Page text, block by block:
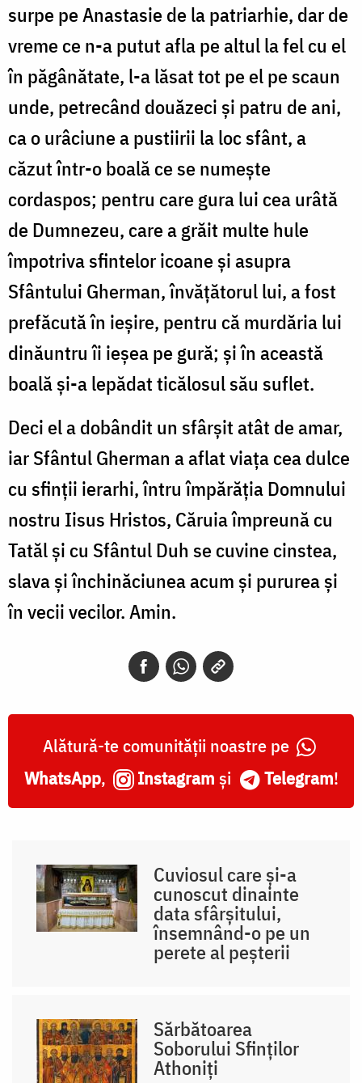
surpe pe Anastasie de la patriarhie, dar de
vreme ce n-a putut afla pe altul la fel cu el
în păgânătate, l-a lăsat tot pe el pe scaun
unde, petrecând douăzeci și patru de ani,
ca o urâciune a pustiirii la loc sfânt, a
căzut într-o boală ce se numește
cordaspos; pentru care gura lui cea urâtă
de Dumne­zeu, care a grăit multe hule
împotriva sfintelor icoane și asupra
Sfântului Gherman, învățătorul lui, a fost
prefăcută în ieșire, pentru că murdăria lui
dinăuntru îi ieșea pe gură; și în această
boală și-a lepădat ticălosul său suflet.
Deci el a dobândit un sfârșit atât de amar,
iar Sfântul Gherman a aflat viața cea dulce
cu sfinții ierarhi, întru împărăția Domnului
nostru Iisus Hristos, Căruia împreună cu
Tatăl și cu Sfântul Duh se cuvine cinstea,
slava și închinăciunea acum și pururea și
în vecii vecilor. Amin.
Alătură-te comunității noastre pe
WhatsApp, Instagram și Telegram!
Cuviosul care și-a
cunoscut dinainte
data sfârșitului,
însemnând-o pe un
perete al peșterii
Sărbătoarea
Soborului Sfinților
Athoniți